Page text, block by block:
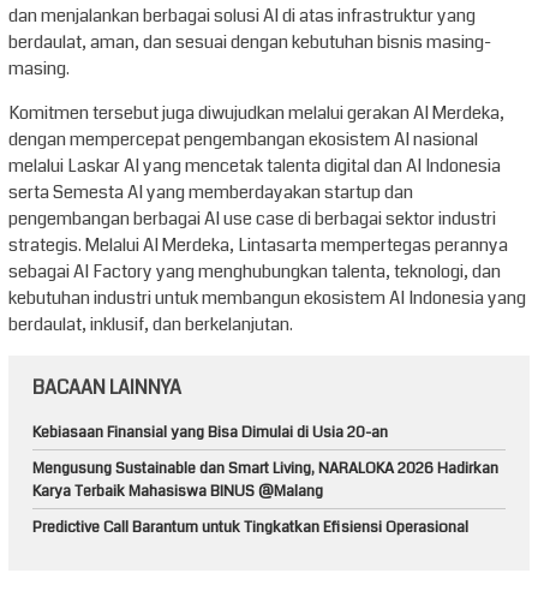
dan menjalankan berbagai solusi AI di atas infrastruktur yang
berdaulat, aman, dan sesuai dengan kebutuhan bisnis masing-
masing.
Komitmen tersebut juga diwujudkan melalui gerakan AI Merdeka,
dengan mempercepat pengembangan ekosistem AI nasional
melalui Laskar AI yang mencetak talenta digital dan AI Indonesia
serta Semesta AI yang memberdayakan startup dan
pengembangan berbagai AI use case di berbagai sektor industri
strategis. Melalui AI Merdeka, Lintasarta mempertegas perannya
sebagai AI Factory yang menghubungkan talenta, teknologi, dan
kebutuhan industri untuk membangun ekosistem AI Indonesia yang
berdaulat, inklusif, dan berkelanjutan.
BACAAN LAINNYA
Kebiasaan Finansial yang Bisa Dimulai di Usia 20-an
Mengusung Sustainable dan Smart Living, NARALOKA 2026 Hadirkan
Karya Terbaik Mahasiswa BINUS @Malang
Predictive Call Barantum untuk Tingkatkan Efisiensi Operasional